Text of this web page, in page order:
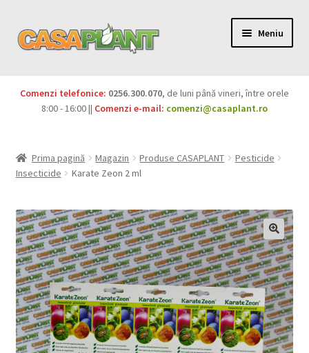
Meniu
Pesticide
copil
Produse BIO
Igienă publică
Casa și grădina
Extinde
meniul
copil
Sere și solarii
Extinde
meniul
Comenzi telefonice: 0256.300.070, de luni până vineri, între orele
8:00 - 16:00 || Comenzi e-mail: comenzi@casaplant.ro
Prima pagină Magazin Produse CASAPLANT
Pesticide
Insecticide
Karate Zeon 2 ml